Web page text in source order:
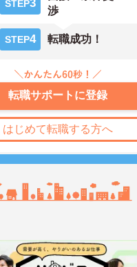
STEP3
渉
STEP4 転職成功！
転職サポートに登録
はじめて転職する方へ